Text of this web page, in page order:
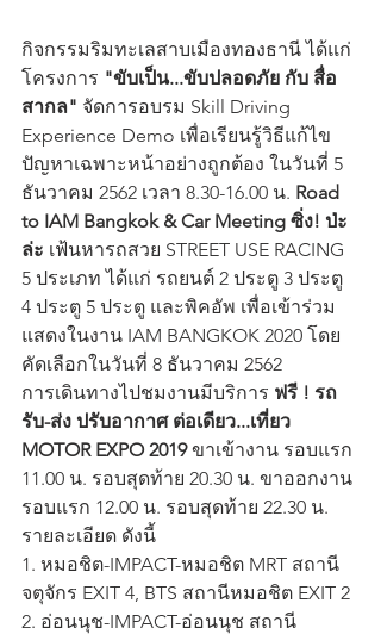
กิจกรรมริมทะเลสาบเมืองทองธานี ได้แก่
โครงการ "ขับเป็น...ขับปลอดภัย กับ สื่อ
สากล" จัดการอบรม Skill Driving
Experience Demo เพื่อเรียนรู้วิธีแก้ไข
ปัญหาเฉพาะหน้าอย่างถูกต้อง ในวันที่ 5
ธันวาคม 2562 เวลา 8.30-16.00 น. Road
to IAM Bangkok & Car Meeting ซิ่ง! ป่ะ
ล่ะ เฟ้นหารถสวย STREET USE RACING
5 ประเภท ได้แก่ รถยนต์ 2 ประตู 3 ประตู
4 ประตู 5 ประตู และพิคอัพ เพื่อเข้าร่วม
แสดงในงาน IAM BANGKOK 2020 โดย
คัดเลือกในวันที่ 8 ธันวาคม 2562
การเดินทางไปชมงานมีบริการ ฟรี ! รถ
รับ-ส่ง ปรับอากาศ ต่อเดียว...เที่ยว
MOTOR EXPO 2019 ขาเข้างาน รอบแรก
11.00 น. รอบสุดท้าย 20.30 น. ขาออกงาน
รอบแรก 12.00 น. รอบสุดท้าย 22.30 น.
รายละเอียด ดังนี้
1. หมอชิต-IMPACT-หมอชิต MRT สถานี
จตุจักร EXIT 4, BTS สถานีหมอชิต EXIT 2
2. อ่อนนุช-IMPACT-อ่อนนุช สถานี